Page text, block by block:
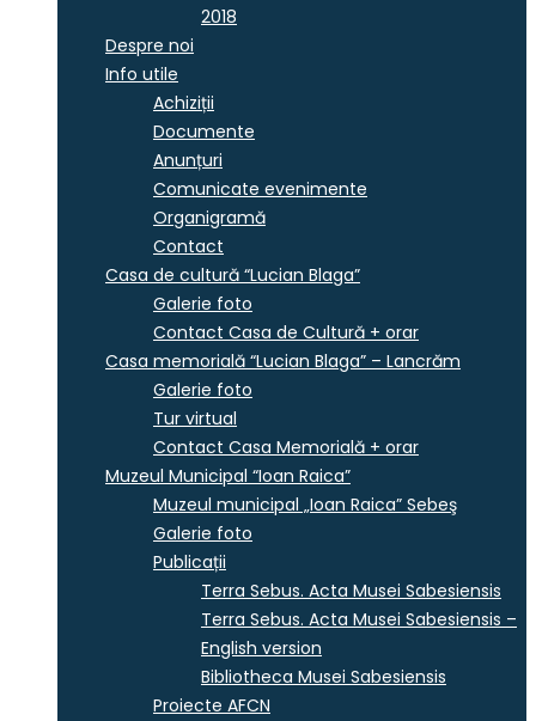
2018
Despre noi
Info utile
Achiziții
Documente
Anunțuri
Comunicate evenimente
Organigramă
Contact
Casa de cultură “Lucian Blaga”
Galerie foto
Contact Casa de Cultură + orar
Casa memorială “Lucian Blaga” – Lancrăm
Galerie foto
Tur virtual
Contact Casa Memorială + orar
Muzeul Municipal “Ioan Raica”
Muzeul municipal „Ioan Raica” Sebeş
Galerie foto
Publicații
Terra Sebus. Acta Musei Sabesiensis
Terra Sebus. Acta Musei Sabesiensis –
English version
Bibliotheca Musei Sabesiensis
Proiecte AFCN